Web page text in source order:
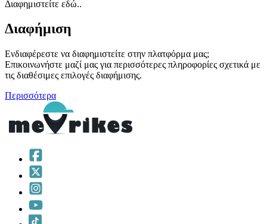
Διαφημιστείτε εδώ..
Διαφήμιση
Ενδιαφέρεστε να διαφημιστείτε στην πλατφόρμα μας;
Επικοινωνήστε μαζί μας για περισσότερες πληροφορίες σχετικά με
τις διαθέσιμες επιλογές διαφήμισης.
Περισσότερα